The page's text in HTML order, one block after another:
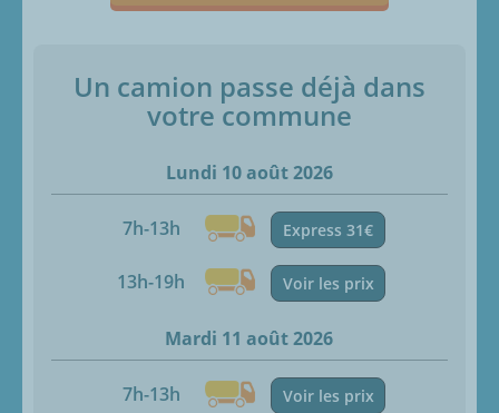
Un camion passe déjà dans
votre commune
Lundi 10 août 2026
7h-13h Express 31€
13h-19h Voir les prix
Mardi 11 août 2026
7h-13h Voir les prix